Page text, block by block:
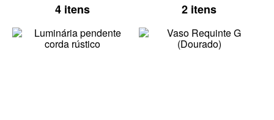
4 itens 2 itens